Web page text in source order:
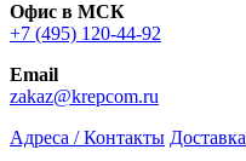
Офис в МСК
+7 (495) 120-44-92
Email
zakaz@krepcom.ru
Адреса / Контакты Доставка